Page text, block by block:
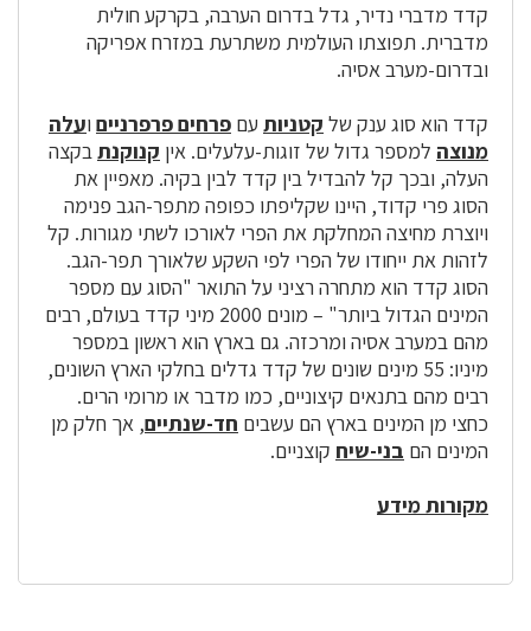
קדד מדברי נדיר, גדל בדרום הערבה, בקרקע חולית
מדברית. תפוצתו העולמית משתרעת במזרח אפריקה
ובדרום-מערב אסיה.
קדד הוא סוג ענק של קטניות עם פרחים פרפרניים ועלה
מנוצה למספר גדול של זוגות-עלעלים. אין קנוקנתבקצה
העלה, ובכך קל להבדיל בין קדד לבין בקיה. מאפיין את
הסוג פרי קדוד, היינו שקליפתו כפופה מתפר-הגב פנימה
ויוצרת מחיצה המחלקת את הפרי לאורכו לשתי מגורות. קל
לזהות את ייחודו של הפרי לפי השקע שלאורך תפר-הגב.
הסוג קדד הוא מתחרה רציני על התואר "הסוג עם מספר
המינים הגדול ביותר" – מונים 2000 מיני קדד בעולם, רבים
מהם במערב אסיה ומרכזה. גם בארץ הוא ראשון במספר
מיניו: 55 מינים שונים של קדד גדלים בחלקי הארץ השונים,
רבים מהם בתנאים קיצוניים, כמו מדבר או מרומי הרים.
כחצי מן המינים בארץ הם עשבים חד-שנתיים, אך חלק מן
המינים הם בני-שיח קוצניים.
מקורות מידע